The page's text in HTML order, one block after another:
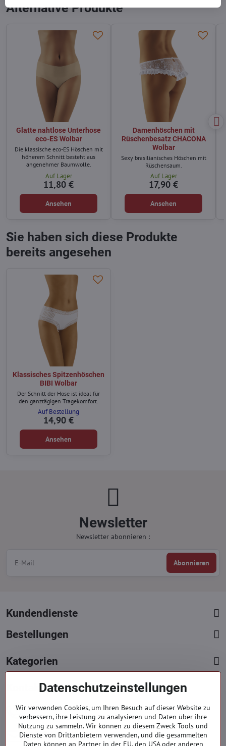
Alternative Produkte
Glatte nahtlose Unterhose
eco-ES Wolbar
Die klassische eco-ES Höschen mit
höherem Schnitt besteht aus
angenehmer Baumwolle.
Auf Lager
11,80 €
Ansehen
Damenhöschen mit
Rüschenbesatz CHACONA
Wolbar
Sexy brasilianisches Höschen mit
Rüschensaum.
Auf Lager
17,90 €
Ansehen
Sie haben sich diese Produkte
bereits angesehen
Klassisches Spitzenhöschen
BIBI Wolbar
Der Schnitt der Hose ist ideal für
den ganztägigen Tragekomfort.
Auf Bestellung
14,90 €
Ansehen
Newsletter
Newsletter abonnieren :
Abonnieren
Kundendienste
Bestellungen
Kategorien
Kontakte
+421 919 060 751
Mont. - Freit. : 9:00 - 15:00 hod.
info​​@everlady​​.eu
Non stop ( 24/7 )
Datenschutzeinstellungen
Wir verwenden Cookies, um Ihren Besuch auf dieser Website zu
verbessern, ihre Leistung zu analysieren und Daten über ihre
Nutzung zu sammeln. Wir können zu diesem Zweck Tools und
Dienste von Drittanbietern verwenden, und die gesammelten
Daten können an Partner in der EU, den USA oder anderen